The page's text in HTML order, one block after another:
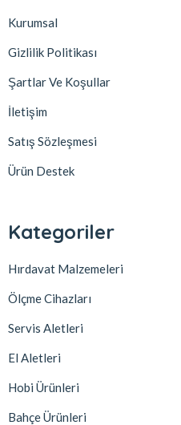
Kurumsal
Gizlilik Politikası
Şartlar Ve Koşullar
İletişim
Satış Sözleşmesi
Ürün Destek
Kategoriler
Hırdavat Malzemeleri
Ölçme Cihazları
Servis Aletleri
El Aletleri
Hobi Ürünleri
Bahçe Ürünleri